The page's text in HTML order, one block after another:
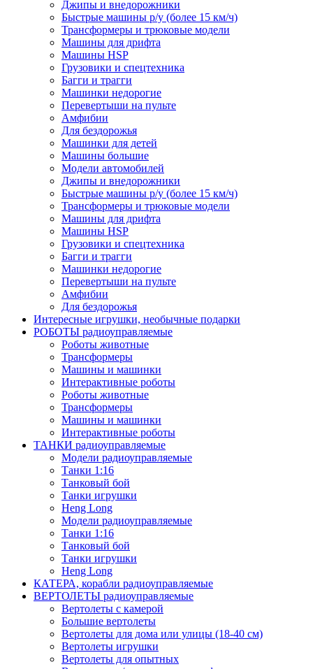
Джипы и внедорожники
Быстрые машины р/у (более 15 км/ч)
Трансформеры и трюковые модели
Машины для дрифта
Машины HSP
Грузовики и спецтехника
Багги и трагги
Машинки недорогие
Перевертыши на пульте
Амфибии
Для бездорожья
Машинки для детей
Машины большие
Модели автомобилей
Джипы и внедорожники
Быстрые машины р/у (более 15 км/ч)
Трансформеры и трюковые модели
Машины для дрифта
Машины HSP
Грузовики и спецтехника
Багги и трагги
Машинки недорогие
Перевертыши на пульте
Амфибии
Для бездорожья
Интересные игрушки, необычные подарки
РОБОТЫ радиоуправляемые
Роботы животные
Трансформеры
Машины и машинки
Интерактивные роботы
Роботы животные
Трансформеры
Машины и машинки
Интерактивные роботы
ТАНКИ радиоуправляемые
Модели радиоуправляемые
Танки 1:16
Танковый бой
Танки игрушки
Heng Long
Модели радиоуправляемые
Танки 1:16
Танковый бой
Танки игрушки
Heng Long
КАТЕРА, корабли радиоуправляемые
ВЕРТОЛЕТЫ радиоуправляемые
Вертолеты с камерой
Большие вертолеты
Вертолеты для дома или улицы (18-40 см)
Вертолеты игрушки
Вертолеты для опытных